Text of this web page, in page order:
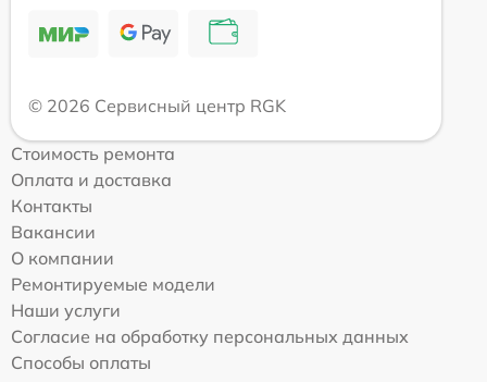
© 2026 Сервисный центр RGK
Стоимость ремонта
Оплата и доставка
Контакты
Вакансии
О компании
Ремонтируемые модели
Наши услуги
Согласие на обработку персональных данных
Способы оплаты